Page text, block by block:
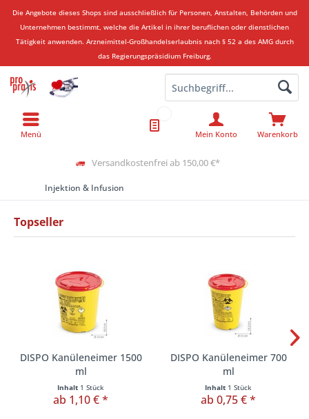
Die Angebote dieses Shops sind ausschließlich für Personen, Anstalten, Behörden und
Unternehmen bestimmt, welche die Artikel in ihrer beruflichen oder dienstlichen
Tätigkeit anwenden. Arzneimittel-Großhandelserlaubnis nach § 52 a des AMG durch
das Regierungspräsidium Freiburg.
Versandkostenfrei ab 150,00 €*
Warenkorb
Mein Konto
Menü
Injektion & Infusion
Topseller
DISPO Kanüleneimer 1500
ml
Inhalt 1 Stück
ab 1,10 € *
DISPO Kanüleneimer 700
ml
Inhalt 1 Stück
ab 0,75 € *